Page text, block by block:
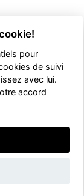
pour
de suivi
avec lui.
accord